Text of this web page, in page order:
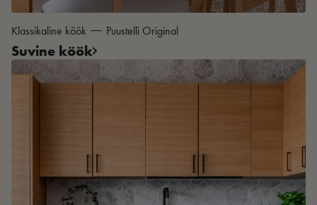
Klassikaline köök Puustelli Original
Suvine köök